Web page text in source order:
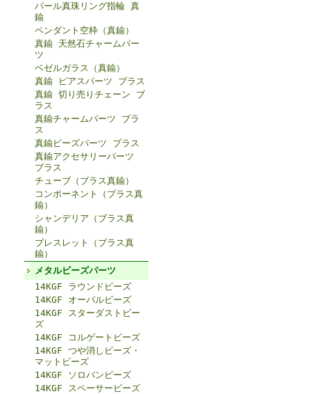
パール真珠リング指輪 真
鍮
ペンダント空枠（真鍮）
真鍮 天然石チャームパー
ツ
ベゼルガラス（真鍮）
真鍮 ピアスパーツ ブラス
真鍮 切り売りチェーン ブ
ラス
真鍮チャームパーツ ブラ
ス
真鍮ビーズパーツ ブラス
真鍮アクセサリーパーツ
ブラス
チューブ（ブラス真鍮）
コンポーネント（ブラス真
鍮）
シャンデリア（ブラス真
鍮）
ブレスレット（ブラス真
鍮）
メタルビーズパーツ
14KGF ラウンドビーズ
14KGF オーバルビーズ
14KGF スターダストビー
ズ
14KGF コルゲートビーズ
14KGF つや消しビーズ・
マットビーズ
14KGF ソロバンビーズ
14KGF スペーサービーズ